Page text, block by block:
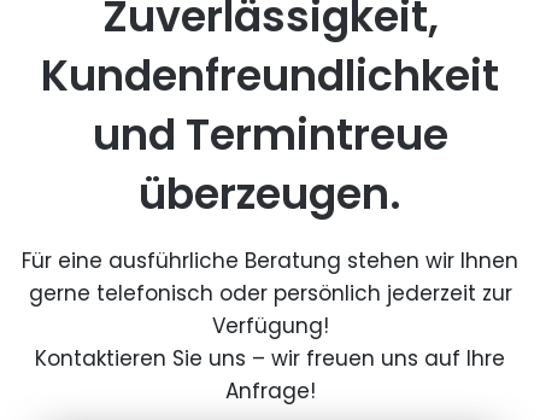
Zuverlässigkeit,
Kundenfreundlichkeit
und Termintreue
überzeugen.
Für eine ausführliche Beratung stehen wir Ihnen
gerne telefonisch oder persönlich jederzeit zur
Verfügung!
Kontaktieren Sie uns – wir freuen uns auf Ihre
Anfrage!